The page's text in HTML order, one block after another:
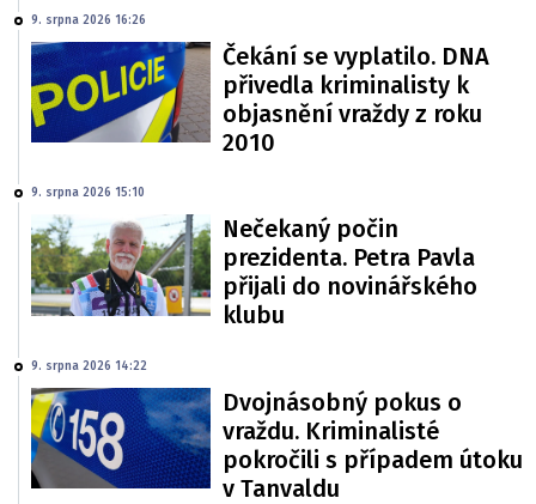
9. srpna 2026 16:26
Čekání se vyplatilo. DNA
přivedla kriminalisty k
objasnění vraždy z roku
2010
9. srpna 2026 15:10
Nečekaný počin
prezidenta. Petra Pavla
přijali do novinářského
klubu
9. srpna 2026 14:22
Dvojnásobný pokus o
vraždu. Kriminalisté
pokročili s případem útoku
v Tanvaldu